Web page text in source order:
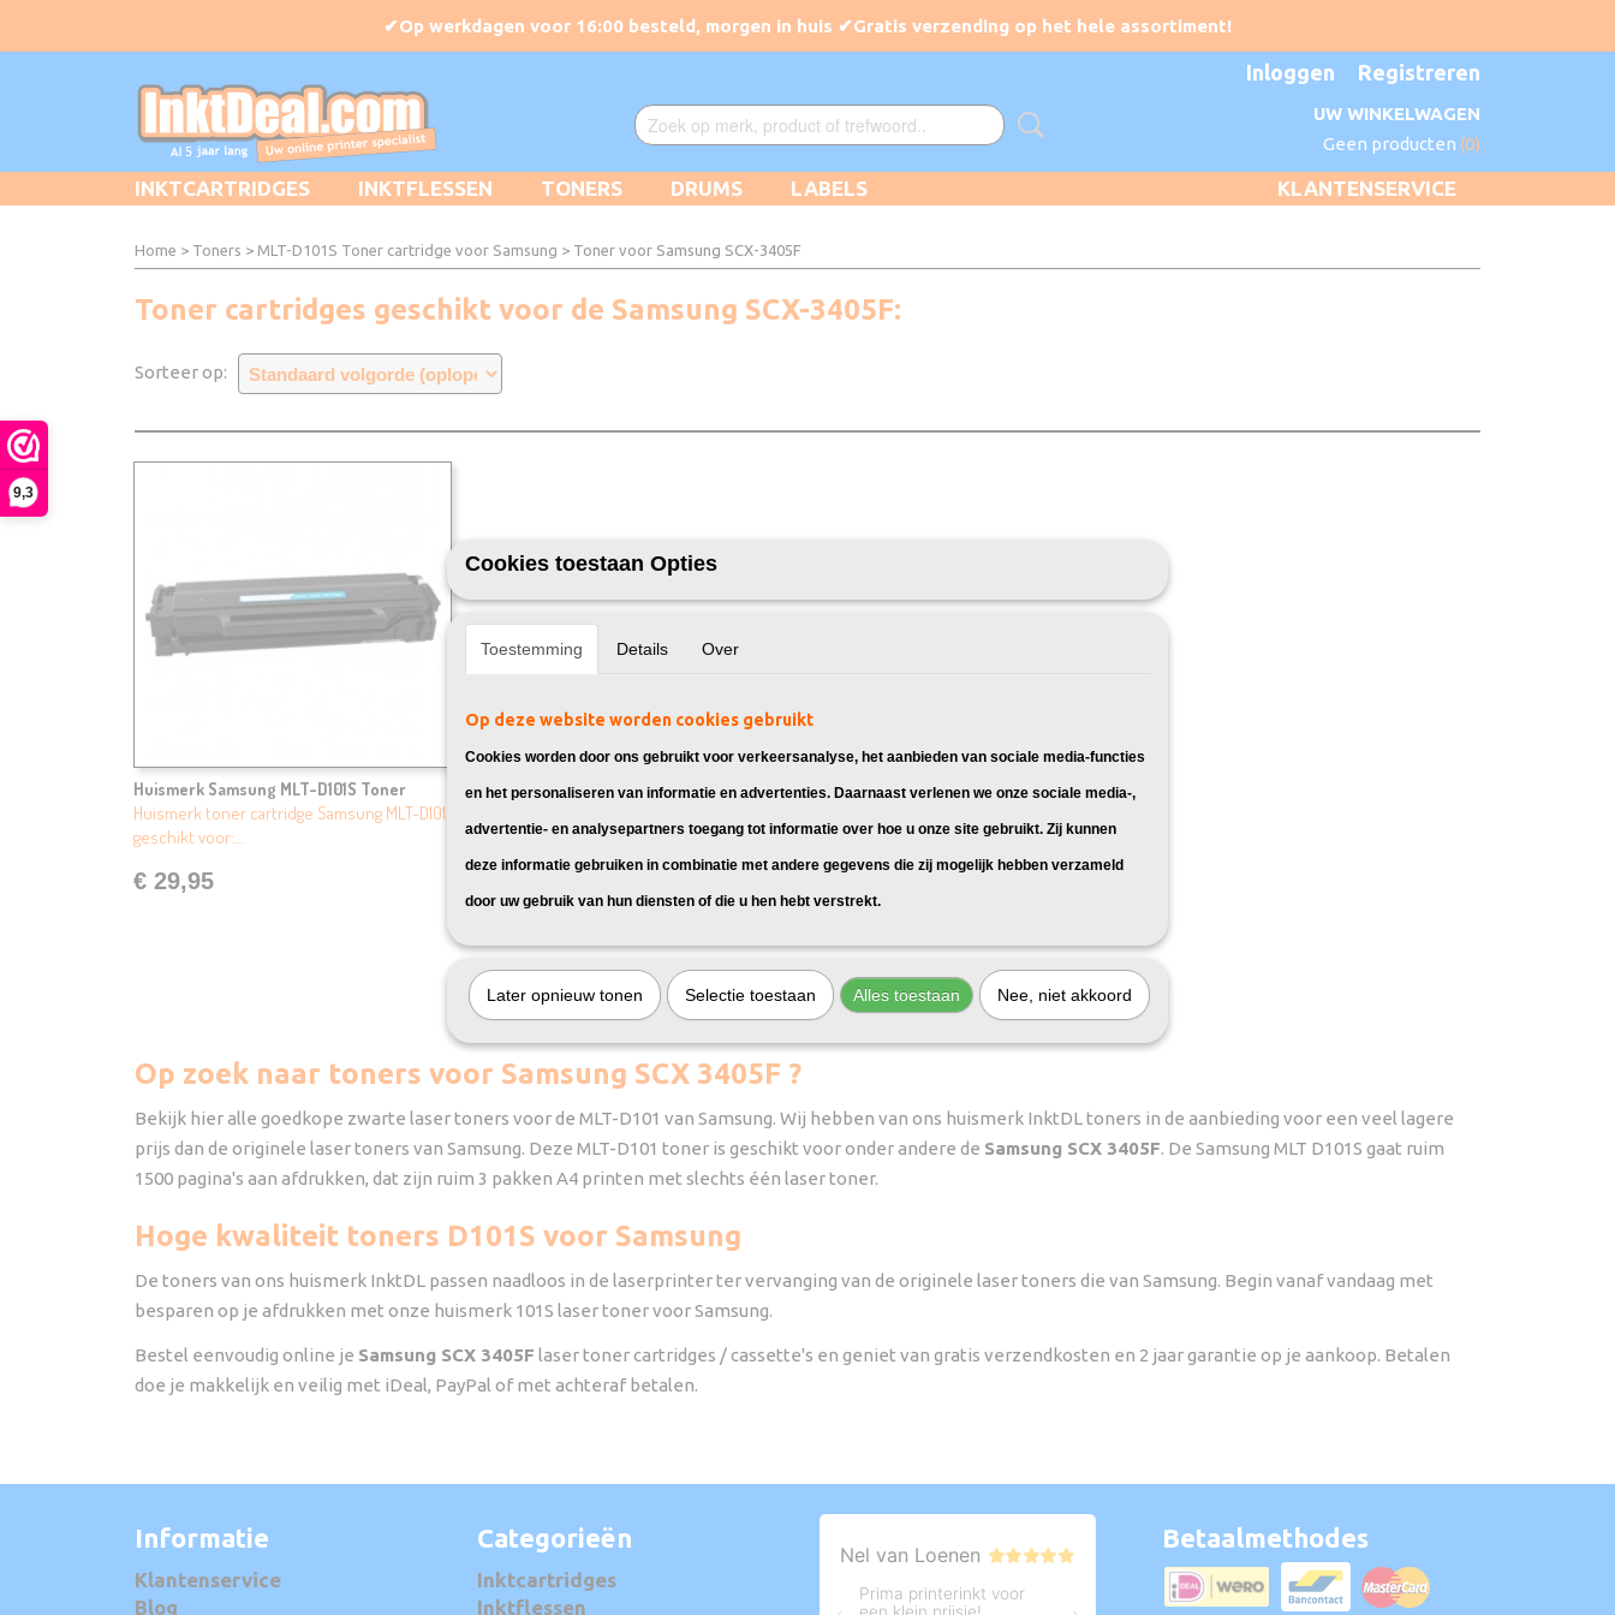
9,3
Inloggen Registreren
UW WINKELWAGEN
Geen producten (0)
KLANTENSERVICE
INKTCARTRIDGES INKTFLESSEN TONERS DRUMS LABELS
Home > Toners > MLT-D101S Toner cartridge voor Samsung > Toner voor Samsung SCX-3405F
Toner cartridges geschikt voor de Samsung SCX-3405F:
Sorteer op:
Huismerk Samsung MLT-D101S Toner
Huismerk toner cartridge Samsung MLT-D101,
geschikt voor:…
€ 29,95
Op zoek naar toners voor Samsung SCX 3405F ?
Bekijk hier alle goedkope zwarte laser toners voor de MLT-D101 van Samsung. Wij hebben van ons huismerk InktDL toners in de aanbieding voor een veel lagere
prijs dan de originele laser toners van Samsung. Deze MLT-D101 toner is geschikt voor onder andere de Samsung SCX 3405F. De Samsung MLT D101S gaat ruim
1500 pagina's aan afdrukken, dat zijn ruim 3 pakken A4 printen met slechts één laser toner.
Hoge kwaliteit toners D101S voor Samsung
De toners van ons huismerk InktDL passen naadloos in de laserprinter ter vervanging van de originele laser toners die van Samsung. Begin vanaf vandaag met
besparen op je afdrukken met onze huismerk 101S laser toner voor Samsung.
Bestel eenvoudig online je Samsung SCX 3405F laser toner cartridges / cassette's en geniet van gratis verzendkosten en 2 jaar garantie op je aankoop. Betalen
doe je makkelijk en veilig met iDeal, PayPal of met achteraf betalen.
Informatie
Klantenservice
Blog
Categorieën
Inktcartridges
Inktflessen
Betaalmethodes
Cookies toestaan Opties
Toestemming Details Over
Op deze website worden cookies gebruikt
Cookies worden door ons gebruikt voor verkeersanalyse, het aanbieden van sociale media-functies
en het personaliseren van informatie en advertenties. Daarnaast verlenen we onze sociale media-,
advertentie- en analysepartners toegang tot informatie over hoe u onze site gebruikt. Zij kunnen
deze informatie gebruiken in combinatie met andere gegevens die zij mogelijk hebben verzameld
door uw gebruik van hun diensten of die u hen hebt verstrekt.
Later opnieuw tonen Selectie toestaan Alles toestaan Nee, niet akkoord